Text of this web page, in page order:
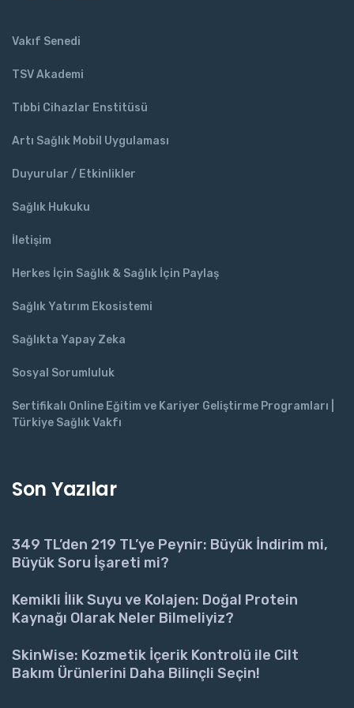
Vakıf Senedi
TSV Akademi
Tıbbi Cihazlar Enstitüsü
Artı Sağlık Mobil Uygulaması
Duyurular / Etkinlikler
Sağlık Hukuku
İletişim
Herkes İçin Sağlık & Sağlık İçin Paylaş
Sağlık Yatırım Ekosistemi
Sağlıkta Yapay Zeka
Sosyal Sorumluluk
Sertifikalı Online Eğitim ve Kariyer Geliştirme Programları |
Türkiye Sağlık Vakfı
Son Yazılar
349 TL’den 219 TL’ye Peynir: Büyük İndirim mi,
Büyük Soru İşareti mi?
Kemikli İlik Suyu ve Kolajen: Doğal Protein
Kaynağı Olarak Neler Bilmeliyiz?
SkinWise: Kozmetik İçerik Kontrolü ile Cilt
Bakım Ürünlerini Daha Bilinçli Seçin!